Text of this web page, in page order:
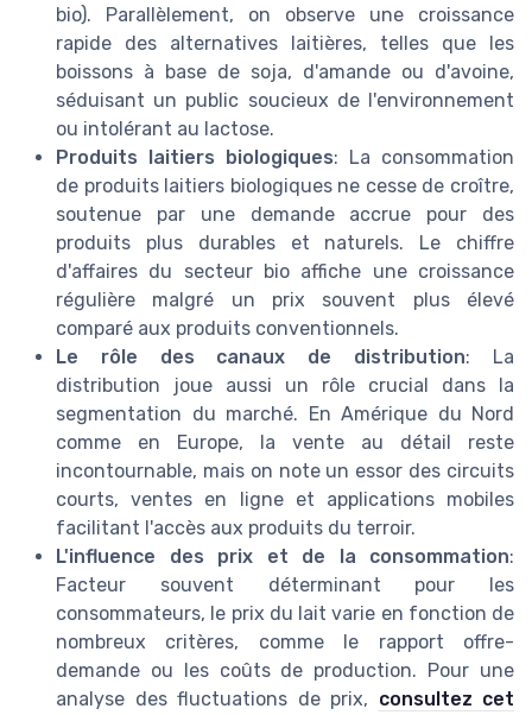
bio). Parallèlement, on observe une croissance
rapide des alternatives laitières, telles que les
boissons à base de soja, d'amande ou d'avoine,
séduisant un public soucieux de l'environnement
ou intolérant au lactose.
Produits laitiers biologiques: La consommation
de produits laitiers biologiques ne cesse de croître,
soutenue par une demande accrue pour des
produits plus durables et naturels. Le chiffre
d'affaires du secteur bio affiche une croissance
régulière malgré un prix souvent plus élevé
comparé aux produits conventionnels.
Le rôle des canaux de distribution: La
distribution joue aussi un rôle crucial dans la
segmentation du marché. En Amérique du Nord
comme en Europe, la vente au détail reste
incontournable, mais on note un essor des circuits
courts, ventes en ligne et applications mobiles
facilitant l'accès aux produits du terroir.
L'influence des prix et de la consommation:
Facteur souvent déterminant pour les
consommateurs, le prix du lait varie en fonction de
nombreux critères, comme le rapport offre-
demande ou les coûts de production. Pour une
analyse des fluctuations de prix, consultez cet